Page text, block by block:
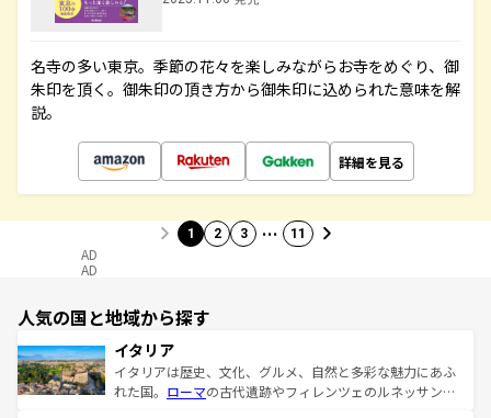
名寺の多い東京。季節の花々を楽しみながらお寺をめぐり、御
朱印を頂く。御朱印の頂き方から御朱印に込められた意味を解
説。
詳細を見る
1 2 3 … 11
AD
AD
人気の国と地域から探す
イタリア
イタリアは歴史、文化、グルメ、自然と多彩な魅力にあふ
れた国。 ローマの古代遺跡やフィレンツェのルネッサンス